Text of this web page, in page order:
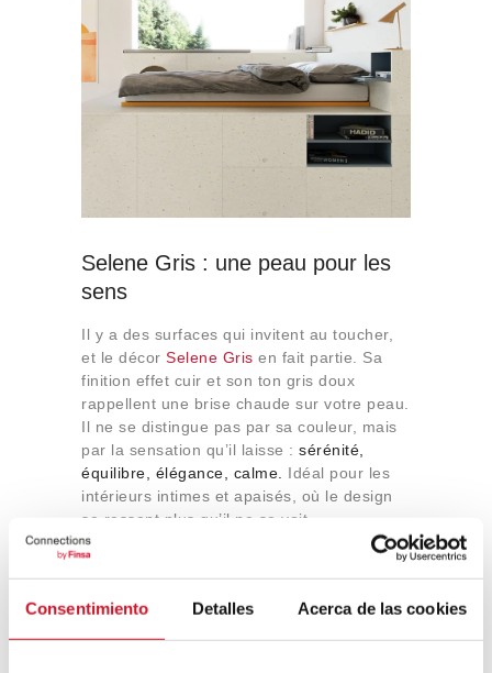
Consentimiento Detalles Acerca de las cookies
Selene Gris : une peau pour les
sens
Il y a des surfaces qui invitent au toucher,
et le décor Selene Gris en fait partie. Sa
finition effet cuir et son ton gris doux
rappellent une brise chaude sur votre peau.
Il ne se distingue pas par sa couleur, mais
par la sensation qu’il laisse : sérénité,
équilibre, élégance, calme.
Idéal pour les
intérieurs intimes et apaisés, où le design
se ressent plus qu’il ne se voit.